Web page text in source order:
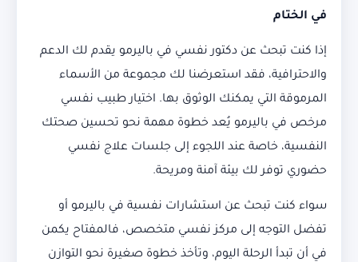
في الختام
إذا كنت تبحث عن دكتور نفسي في باليرمو يقدم لك الدعم
والاحترافية، فقد استعرضنا لك مجموعة من الأسماء
المرموقة التي يمكنك الوثوق بها. اختيار طبيب نفسي
مرخص في باليرمو يُعد خطوة مهمة نحو تحسين صحتك
النفسية، خاصة عند اللجوء إلى جلسات علاج نفسي
حضوري توفر لك بيئة آمنة ومريحة.
سواء كنت تبحث عن استشارات نفسية في باليرمو أو
تفضل التوجه إلى مركز نفسي متخصص، فالمفتاح يكمن
في أن تبدأ الرحلة اليوم، وتأخذ خطوة صغيرة نحو التوازن